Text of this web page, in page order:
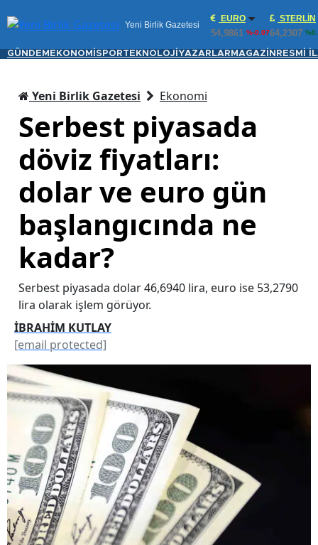
Yeni Birlik Gazetesi
EURO
54,9861 %-0.07
STERLIN
64,2307
GÜNDEM EKONOMİ SPORTEKNOLOJİ YAZARLAR MAGAZİN RESMİ
Yeni Birlik Gazetesi Ekonomi
Serbest piyasada
döviz fiyatları:
dolar ve euro gün
başlangıcında ne
kadar?
Serbest piyasada dolar 46,6940 lira, euro ise 53,2790
lira olarak işlem görüyor.
İBRAHİM KUTLAY
[email protected]